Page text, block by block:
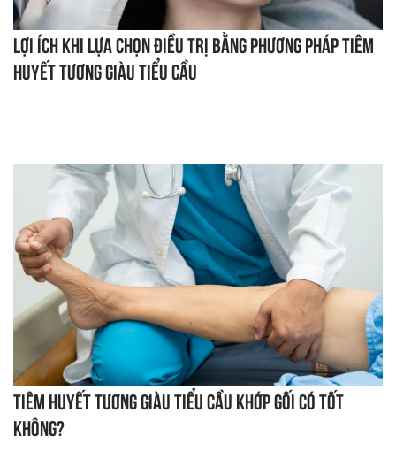
Lợi ích khi lựa chọn điều trị bằng phương pháp tiêm
huyết tương giàu tiểu cầu
Tiêm huyết tương giàu tiểu cầu khớp gối có tốt
không?